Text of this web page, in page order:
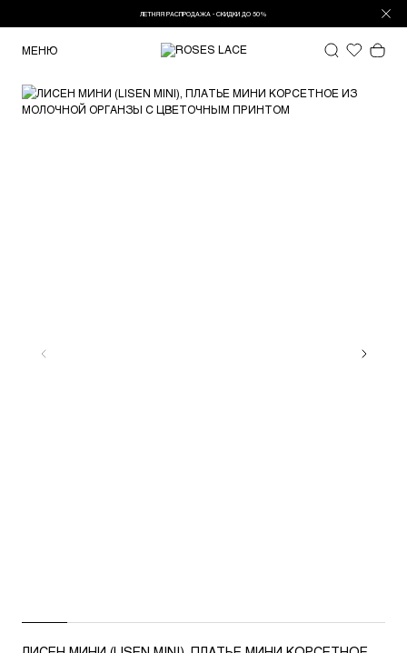
ЛЕТНЯЯ РАСПРОДАЖА - СКИДКИ ДО 50%
МЕНЮ